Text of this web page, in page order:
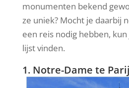
monumenten bekend
ze uniek? Mocht je daarbij
een reis nodig hebben,
lijst vinden.
1. Notre-Dame te